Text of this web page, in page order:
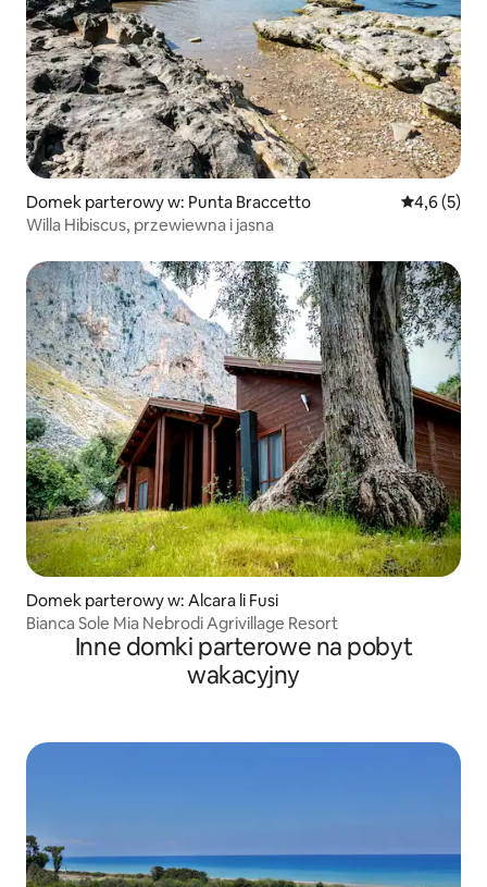
Domek parterowy w: Punta Braccetto Średnia
4,6 (5)
Willa Hibiscus, przewiewna i jasna
Domek parterowy w: Alcara li Fusi
Bianca Sole Mia Nebrodi Agrivillage Resort
Inne domki parterowe na pobyt
wakacyjny